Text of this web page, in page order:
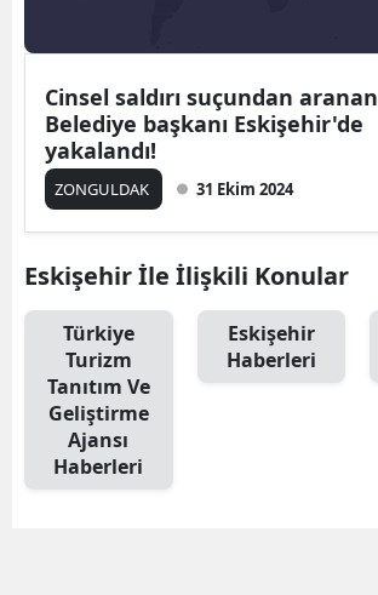
Cinsel saldırı suçundan aranan
Belediye başkanı Eskişehir'de
yakalandı!
ZONGULDAK 31 Ekim 2024
Eskişehir İle İlişkili Konular
Türkiye
Turizm
Tanıtım Ve
Geliştirme
Ajansı
Haberleri
Eskişehir
Haberleri